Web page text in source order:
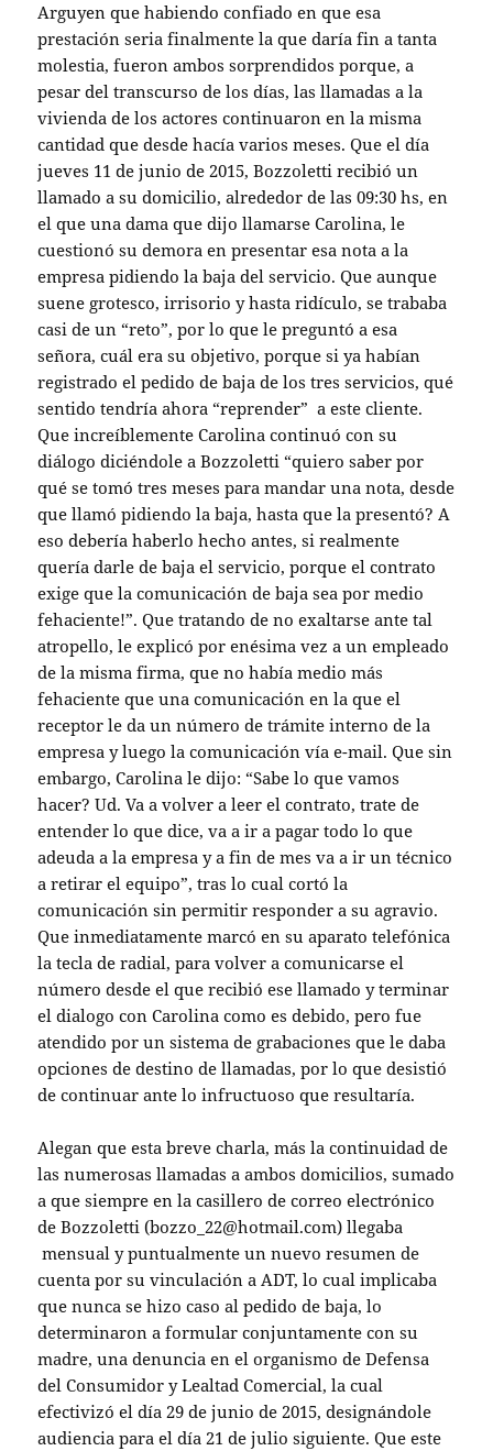
Arguyen que habiendo confiado en que esa
prestación seria finalmente la que daría fin a tanta
molestia, fueron ambos sorprendidos porque, a
pesar del transcurso de los días, las llamadas a la
vivienda de los actores continuaron en la misma
cantidad que desde hacía varios meses. Que el día
jueves 11 de junio de 2015, Bozzoletti recibió un
llamado a su domicilio, alrededor de las 09:30 hs, en
el que una dama que dijo llamarse Carolina, le
cuestionó su demora en presentar esa nota a la
empresa pidiendo la baja del servicio. Que aunque
suene grotesco, irrisorio y hasta ridículo, se trababa
casi de un “reto”, por lo que le preguntó a esa
señora, cuál era su objetivo, porque si ya habían
registrado el pedido de baja de los tres servicios, qué
sentido tendría ahora “reprender” a este cliente.
Que increíblemente Carolina continuó con su
diálogo diciéndole a Bozzoletti “quiero saber por
qué se tomó tres meses para mandar una nota, desde
que llamó pidiendo la baja, hasta que la presentó? A
eso debería haberlo hecho antes, si realmente
quería darle de baja el servicio, porque el contrato
exige que la comunicación de baja sea por medio
fehaciente!”. Que tratando de no exaltarse ante tal
atropello, le explicó por enésima vez a un empleado
de la misma firma, que no había medio más
fehaciente que una comunicación en la que el
receptor le da un número de trámite interno de la
empresa y luego la comunicación vía e-mail. Que sin
embargo, Carolina le dijo: “Sabe lo que vamos
hacer? Ud. Va a volver a leer el contrato, trate de
entender lo que dice, va a ir a pagar todo lo que
adeuda a la empresa y a fin de mes va a ir un técnico
a retirar el equipo”, tras lo cual cortó la
comunicación sin permitir responder a su agravio.
Que inmediatamente marcó en su aparato telefónica
la tecla de radial, para volver a comunicarse el
número desde el que recibió ese llamado y terminar
el dialogo con Carolina como es debido, pero fue
atendido por un sistema de grabaciones que le daba
opciones de destino de llamadas, por lo que desistió
de continuar ante lo infructuoso que resultaría.
Alegan que esta breve charla, más la continuidad de
las numerosas llamadas a ambos domicilios, sumado
a que siempre en la casillero de correo electrónico
de Bozzoletti (bozzo_22@hotmail.com) llegaba
mensual y puntualmente un nuevo resumen de
cuenta por su vinculación a ADT, lo cual implicaba
que nunca se hizo caso al pedido de baja, lo
determinaron a formular conjuntamente con su
madre, una denuncia en el organismo de Defensa
del Consumidor y Lealtad Comercial, la cual
efectivizó el día 29 de junio de 2015, designándole
audiencia para el día 21 de julio siguiente. Que este